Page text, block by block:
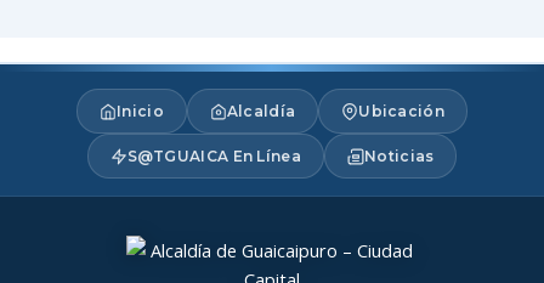
Inicio Alcaldía Ubicación
S@TGUAICA En Línea Noticias